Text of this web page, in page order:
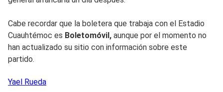
Cabe recordar que la boletera que trabaja con el Estadio
Cuauhtémoc es Boletomóvil, aunque por el momento no
han actualizado su sitio con información sobre este
partido.
Yael Rueda